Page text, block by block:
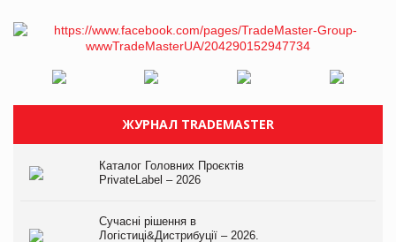
ЖУРНАЛ TRADEMASTER
Каталог Головних Проєктів
PrivateLabel – 2026
Сучасні рішення в
Логістиці&Дистрибуції – 2026.